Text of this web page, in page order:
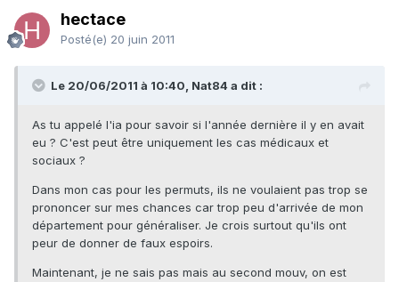
hectace
Posté(e) 20 juin 2011
Le 20/06/2011 à 10:40, Nat84 a dit :
As tu appelé l'ia pour savoir si l'année dernière il y en avait
eu ? C'est peut être uniquement les cas médicaux et
sociaux ?
Dans mon cas pour les permuts, ils ne voulaient pas trop se
prononcer sur mes chances car trop peu d'arrivée de mon
département pour généraliser. Je crois surtout qu'ils ont
peur de donner de faux espoirs.
Maintenant, je ne sais pas mais au second mouv, on est